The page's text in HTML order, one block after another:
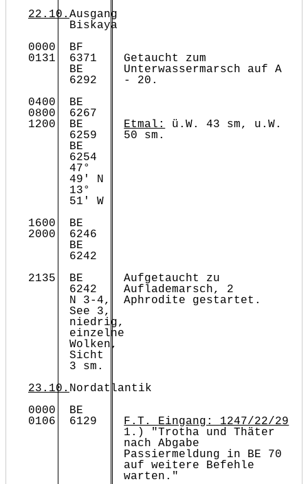
22.10. Ausgang
Biskaya
0000
0131
BF
6371
BE
6292
Getaucht zum
Unterwassermarsch auf A
- 20.
0400
0800
1200
BE
6267
BE
6259
BE
6254
47°
49' N
13°
51' W
Etmal:
ü.W. 43 sm, u.W.
50 sm.
1600
2000
BE
6246
BE
6242
2135
BE
6242
N 3-4,
See 3,
niedrig,
einzelne
Wolken,
Sicht
3 sm.
Aufgetaucht zu
Auflademarsch, 2
Aphrodite gestartet.
23.10. Nordatlantik
0000
0106
BE
6129
F.T. Eingang: 1247/22/29
1.) "Trotha und Thäter
nach Abgabe
Passiermeldung in BE 70
auf weitere Befehle
warten."